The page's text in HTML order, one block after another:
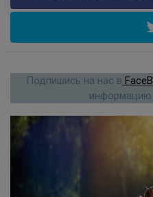
Подпишись на нас в
информацию